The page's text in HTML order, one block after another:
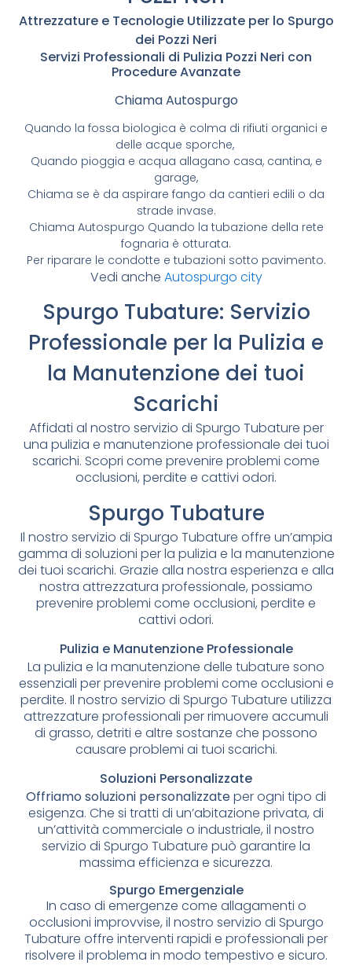
Attrezzature e Tecnologie Utilizzate per lo Spurgo
dei Pozzi Neri
Servizi Professionali di Pulizia Pozzi Neri con
Procedure Avanzate
Chiama Autospurgo
Quando la fossa biologica è colma di rifiuti organici e
delle acque sporche,
Quando pioggia e acqua allagano casa, cantina, e
garage,
Chiama se è da aspirare fango da cantieri edili o da
strade invase.
Chiama Autospurgo Quando la tubazione della rete
fognaria è otturata.
Per riparare le condotte e tubazioni sotto pavimento.
Vedi anche Autospurgo city
Spurgo Tubature: Servizio
Professionale per la Pulizia e
la Manutenzione dei tuoi
Scarichi
Affidati al nostro servizio di Spurgo Tubature per
una pulizia e manutenzione professionale dei tuoi
scarichi. Scopri come prevenire problemi come
occlusioni, perdite e cattivi odori.
Spurgo Tubature
Il nostro servizio di Spurgo Tubature offre un’ampia
gamma di soluzioni per la pulizia e la manutenzione
dei tuoi scarichi. Grazie alla nostra esperienza e alla
nostra attrezzatura professionale, possiamo
prevenire problemi come occlusioni, perdite e
cattivi odori.
Pulizia e Manutenzione Professionale
La pulizia e la manutenzione delle tubature sono
essenziali per prevenire problemi come occlusioni e
perdite. Il nostro servizio di Spurgo Tubature utilizza
attrezzature professionali per rimuovere accumuli
di grasso, detriti e altre sostanze che possono
causare problemi ai tuoi scarichi.
Soluzioni Personalizzate
Offriamo soluzioni personalizzateper ogni tipo di
esigenza. Che si tratti di un’abitazione privata, di
un’attività commerciale o industriale, il nostro
servizio di Spurgo Tubature può garantire la
massima efficienza e sicurezza.
Spurgo Emergenziale
In caso di emergenze come allagamenti o
occlusioni improvvise, il nostro servizio di Spurgo
Tubature offre interventi rapidi e professionali per
risolvere il problema in modo tempestivo e sicuro.